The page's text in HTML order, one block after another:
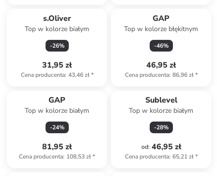
s.Oliver
Top w kolorze białym
-26%
31,95 zł
Cena producenta: 43,46 zł*
GAP
Top w kolorze błękitnym
-46%
46,95 zł
Cena producenta: 86,96 zł*
GAP
Top w kolorze białym
-24%
81,95 zł
Cena producenta: 108,53 zł*
Sublevel
Top w kolorze białym
-28%
od: 46,95 zł
Cena producenta: 65,21 zł*